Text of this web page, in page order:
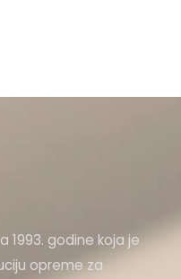
1993. godine koja je
opreme za